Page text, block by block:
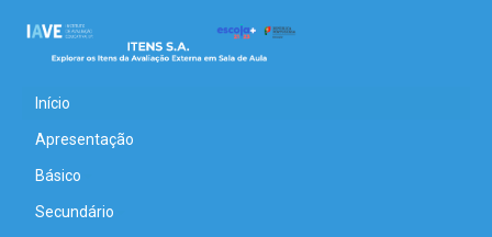
Início
Apresentação
Básico
Secundário